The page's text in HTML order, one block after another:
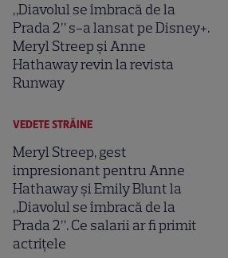
„Diavolul se îmbracă de la
Prada 2” s-a lansat pe Disney+.
Meryl Streep și Anne
Hathaway revin la revista
Runway
VEDETE STRĂINE
Meryl Streep, gest
impresionant pentru Anne
Hathaway și Emily Blunt la
„Diavolul se îmbracă de la
Prada 2”. Ce salarii ar fi primit
actrițele